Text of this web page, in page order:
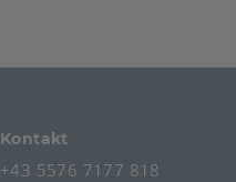
Kontakt
+43 5576 7177 818